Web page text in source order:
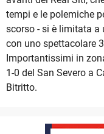
tempi e le polemiche
scorso - si è limitata a
con uno spettacolare
Importantissimi in
1-0 del San Severo a
Bitritto.